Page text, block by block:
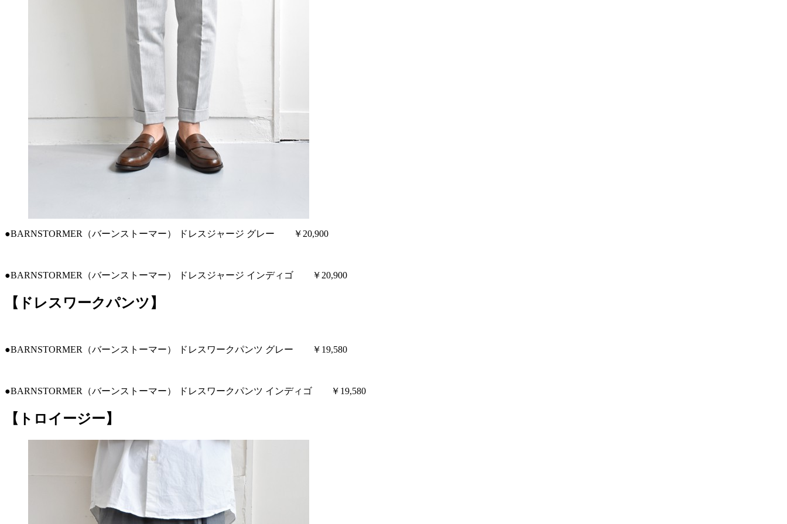
●BARNSTORMER（バーンストーマー） ドレスジャージ グレー ￥20,900
●BARNSTORMER（バーンストーマー） ドレスジャージ インディゴ ￥20,900
【ドレスワークパンツ】
●BARNSTORMER（バーンストーマー） ドレスワークパンツ グレー ￥19,580
●BARNSTORMER（バーンストーマー） ドレスワークパンツ インディゴ ￥19,580
【トロイージー】